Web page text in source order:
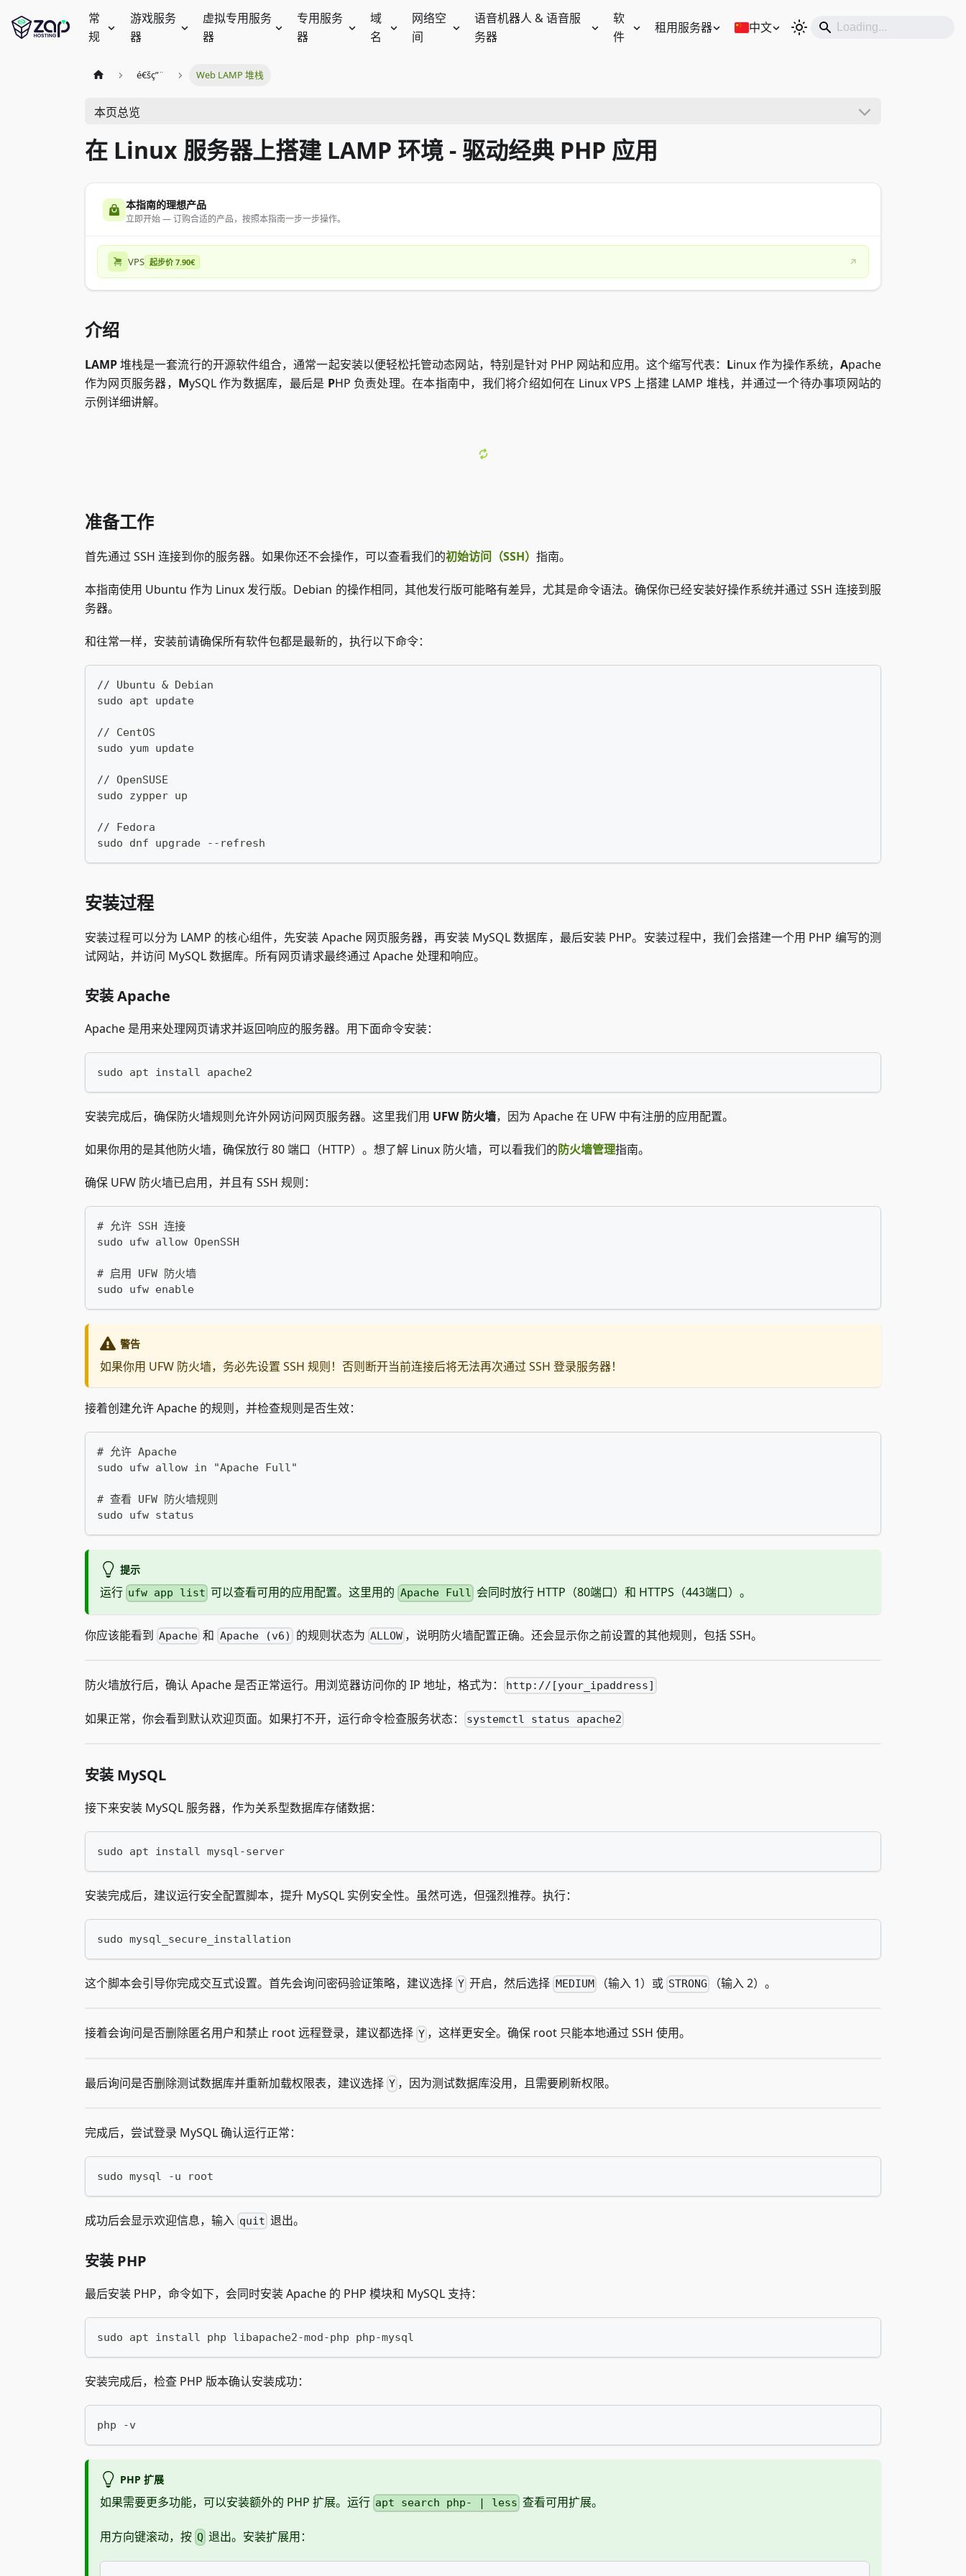
常
规
游戏服务
器
虚拟专用服务
器
专用服务
器
域
名
网络空
间
语音机器人 & 语音服
务器
软
件
租用服务器 中文
é€šç”¨ Web LAMP 堆栈
本页总览
在 Linux 服务器上搭建 LAMP 环境 - 驱动经典 PHP 应用
本指南的理想产品
立即开始 — 订购合适的产品，按照本指南一步一步操作。
VPS 起步价 7.90€
介绍
LAMP堆栈是一套流行的开源软件组合，通常一起安装以便轻松托管动态网站，特别是针对 PHP 网站和应用。这个缩写代表： Linux 作为操作系统，Apache
作为网页服务器， MySQL 作为数据库，最后是 PHP 负责处理。在本指南中，我们将介绍如何在 Linux VPS 上搭建 LAMP 堆栈，并通过一个待办事项网站的
示例详细讲解。
准备工作
首先通过 SSH 连接到你的服务器。如果你还不会操作，可以查看我们的初始访问（SSH） 指南。
本指南使用 Ubuntu 作为 Linux 发行版。Debian 的操作相同，其他发行版可能略有差异，尤其是命令语法。确保你已经安装好操作系统并通过 SSH 连接到服
务器。
和往常一样，安装前请确保所有软件包都是最新的，执行以下命令：
// Ubuntu & Debian
sudo apt update
// CentOS
sudo yum update
// OpenSUSE
sudo zypper up
// Fedora
sudo dnf upgrade --refresh
安装过程
安装过程可以分为 LAMP 的核心组件，先安装 Apache 网页服务器，再安装 MySQL 数据库，最后安装 PHP。安装过程中，我们会搭建一个用 PHP 编写的测
试网站，并访问 MySQL 数据库。所有网页请求最终通过 Apache 处理和响应。
安装 Apache
Apache 是用来处理网页请求并返回响应的服务器。用下面命令安装：
sudo apt install apache2
安装完成后，确保防火墙规则允许外网访问网页服务器。这里我们用 UFW 防火墙，因为 Apache 在 UFW 中有注册的应用配置。
如果你用的是其他防火墙，确保放行 80 端口（HTTP）。想了解 Linux 防火墙，可以看我们的防火墙管理指南。
确保 UFW 防火墙已启用，并且有 SSH 规则：
# 允许 SSH 连接
sudo ufw allow OpenSSH
# 启用 UFW 防火墙
sudo ufw enable
警告
如果你用 UFW 防火墙，务必先设置 SSH 规则！否则断开当前连接后将无法再次通过 SSH 登录服务器！
接着创建允许 Apache 的规则，并检查规则是否生效：
# 允许 Apache
sudo ufw allow in "Apache Full"
# 查看 UFW 防火墙规则
sudo ufw status
提示
运行 ufw app list 可以查看可用的应用配置。这里用的 Apache Full 会同时放行 HTTP（80端口）和 HTTPS（443端口）。
你应该能看到 Apache 和 Apache (v6) 的规则状态为 ALLOW ，说明防火墙配置正确。还会显示你之前设置的其他规则，包括 SSH。
防火墙放行后，确认 Apache 是否正常运行。用浏览器访问你的 IP 地址，格式为： http://[your_ipaddress]
如果正常，你会看到默认欢迎页面。如果打不开，运行命令检查服务状态： systemctl status apache2
安装 MySQL
接下来安装 MySQL 服务器，作为关系型数据库存储数据：
sudo apt install mysql-server
安装完成后，建议运行安全配置脚本，提升 MySQL 实例安全性。虽然可选，但强烈推荐。执行：
sudo mysql_secure_installation
这个脚本会引导你完成交互式设置。首先会询问密码验证策略，建议选择 Y 开启，然后选择 MEDIUM （输入 1）或 STRONG （输入 2）。
接着会询问是否删除匿名用户和禁止 root 远程登录，建议都选择 Y ，这样更安全。确保 root 只能本地通过 SSH 使用。
最后询问是否删除测试数据库并重新加载权限表，建议选择 Y ，因为测试数据库没用，且需要刷新权限。
完成后，尝试登录 MySQL 确认运行正常：
sudo mysql -u root
成功后会显示欢迎信息，输入 quit 退出。
安装 PHP
最后安装 PHP，命令如下，会同时安装 Apache 的 PHP 模块和 MySQL 支持：
sudo apt install php libapache2-mod-php php-mysql
安装完成后，检查 PHP 版本确认安装成功：
php -v
PHP 扩展
如果需要更多功能，可以安装额外的 PHP 扩展。运行 apt search php- | less 查看可用扩展。
用方向键滚动，按 Q 退出。安装扩展用：